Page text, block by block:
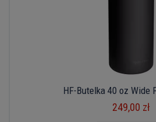
HF-Butelka 40 oz Wide
249,00 zł